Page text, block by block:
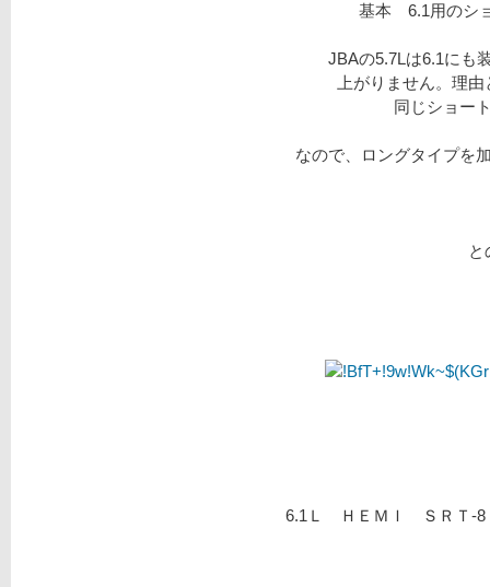
基本 6.1用のシ
JBAの5.7Lは6.1にも
上がりません。理
同じショー
なので、ロングタイプを
6.1Ｌ ＨＥＭＩ ＳＲＴ-8